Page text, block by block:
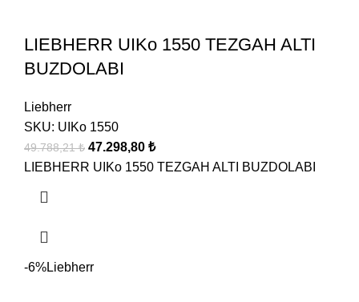
LIEBHERR UIKo 1550 TEZGAH ALTI
BUZDOLABI
Liebherr
SKU: UIKo 1550
49.788,21₺ 47.298,80 ₺
LIEBHERR UIKo 1550 TEZGAH ALTI BUZDOLABI
-6%Liebherr